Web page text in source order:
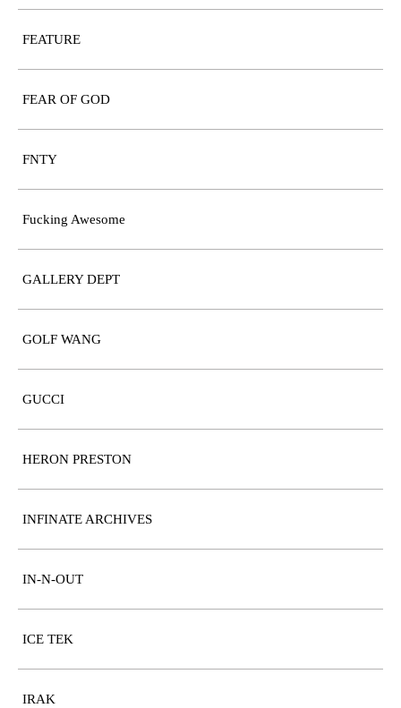
FEATURE
FEAR OF GOD
FNTY
Fucking Awesome
GALLERY DEPT
GOLF WANG
GUCCI
HERON PRESTON
INFINATE ARCHIVES
IN-N-OUT
ICE TEK
IRAK